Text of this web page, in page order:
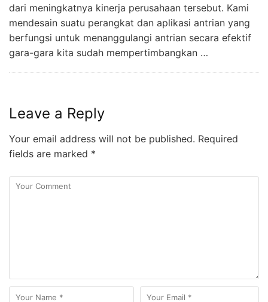
dari meningkatnya kinerja perusahaan tersebut. Kami
mendesain suatu perangkat dan aplikasi antrian yang
berfungsi untuk menanggulangi antrian secara efektif
gara-gara kita sudah mempertimbangkan …
Leave a Reply
Your email address will not be published. Required
fields are marked *